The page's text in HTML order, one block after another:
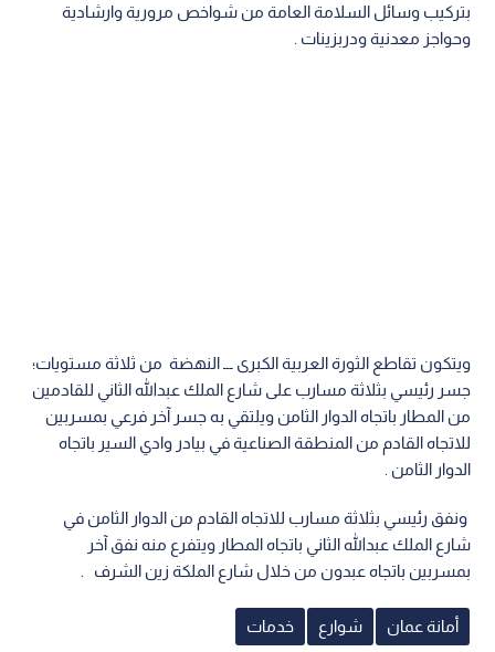
بتركيب وسائل السلامة العامة من شواخص مرورية وارشادية
وحواجز معدنية ودربزينات .
ويتكون تقاطع الثورة العربية الكبرى ـــ النهضة من ثلاثة مستويات؛
جسر رئيسي بثلاثة مسارب على شارع الملك عبدالله الثاني للقادمين
من المطار باتجاه الدوار الثامن ويلتقي به جسر آخر فرعي بمسربين
للاتجاه القادم من المنطقة الصناعية في بيادر وادي السير باتجاه
الدوار الثامن .
ونفق رئيسي بثلاثة مسارب للاتجاه القادم من الدوار الثامن في
شارع الملك عبدالله الثاني باتجاه المطار ويتفرع منه نفق آخر
بمسربين باتجاه عبدون من خلال شارع الملكة زين الشرف .
أمانة عمان شوارع خدمات